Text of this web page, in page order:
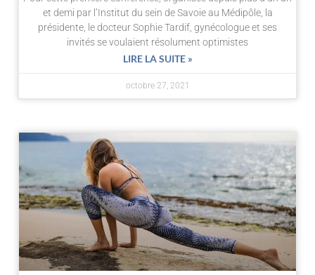
et demi par l’Institut du sein de Savoie au Médipôle, la
présidente, le docteur Sophie Tardif, gynécologue et ses
invités se voulaient résolument optimistes
LIRE LA SUITE »
octobre 27, 2021